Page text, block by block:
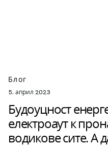
Блог
5. април 2023
Будоуцност
електроаут к
водикове сите. А